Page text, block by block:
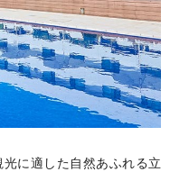
光に適した自然あふれる立